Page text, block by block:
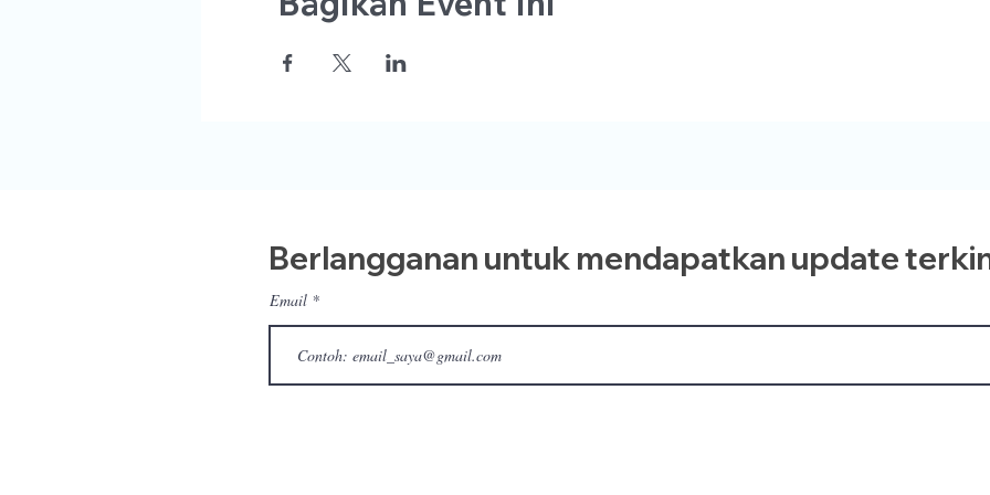
Berlangganan untuk mendapatkan update
Email